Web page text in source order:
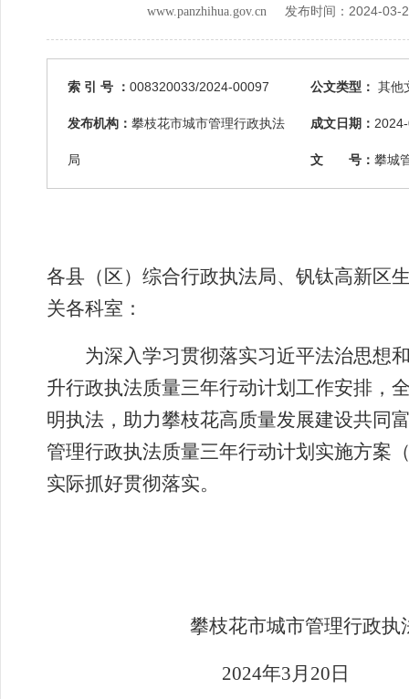
www.panzhihua.gov.cn 发布时间： 2024-03-
索 引 号 ： 008320033/2024-00097 公文类型： 其他
发布机构： 攀枝花市城市管理行政执法
局
成文日期：
文 号： 攀城
各县（区） 综合行政执法局、钒钛高新区
关各科室：
为深入学习贯彻落实习近平法治思想
升行政执法质量三年行动计划工作安排，
明执法，助力攀枝花高质量发展建设共同
管理行政执法质量三年行动计划实施方案
实际抓好贯彻落实。
攀枝花市城市管理行政执
2024年3月20日